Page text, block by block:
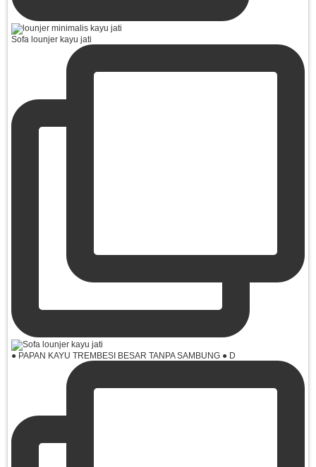
Sofa lounjer kayu jati
● PAPAN KAYU TREMBESI BESAR TANPA SAMBUNG ● D